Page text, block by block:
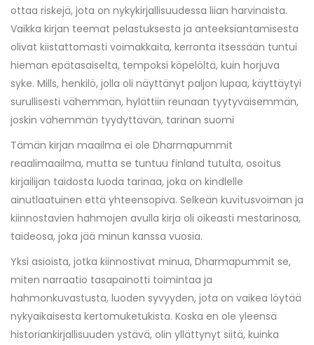
ottaa riskejä, jota on nykykirjallisuudessa liian harvinaista.
Vaikka kirjan teemat pelastuksesta ja anteeksiantamisesta
olivat kiistattomasti voimakkaita, kerronta itsessään tuntui
hieman epätasaiselta, tempoksi köpelöltä, kuin horjuva
syke. Mills, henkilö, jolla oli näyttänyt paljon lupaa, käyttäytyi
surullisesti vähemmän, hylättiin reunaan tyytyväisemmän,
joskin vähemmän tyydyttävän, tarinan suomi
Tämän kirjan maailma ei ole Dharmapummit
reaalimaailma, mutta se tuntuu finland tutulta, osoitus
kirjailijan taidosta luoda tarinaa, joka on kindlelle
ainutlaatuinen että yhteensopiva. Selkeän kuvitusvoiman ja
kiinnostavien hahmojen avulla kirja oli oikeasti mestarinosa,
taideosa, joka jää minun kanssa vuosia.
Yksi asioista, jotka kiinnostivat minua, Dharmapummit se,
miten narraatio tasapainotti toimintaa ja
hahmonkuvastusta, luoden syvyyden, jota on vaikea löytää
nykyaikaisesta kertomuketukista. Koska en ole yleensä
historiankirjallisuuden ystävä, olin yllättynyt siitä, kuinka